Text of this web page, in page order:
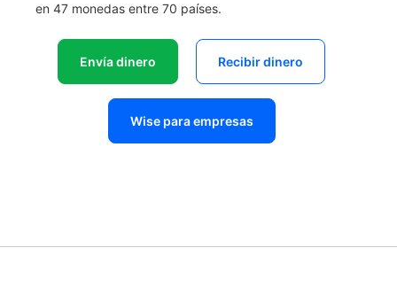
en 47 monedas entre 70 países.
Envía dinero Recibir dinero
Wise para empresas